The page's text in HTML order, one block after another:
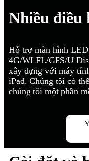
Nhiều điều
Hỗ trợ màn hình
4G/WLFL/GPS/U
xây dựng với máy
iPad. Chúng tôi có
chúng tôi một phần